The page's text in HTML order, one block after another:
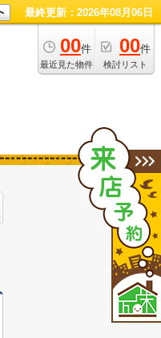
最終更新：2026年08月06日
00件
最近見た物件
00件
検討リスト